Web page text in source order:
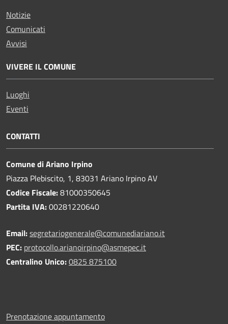
Notizie
Comunicati
Avvisi
VIVERE IL COMUNE
Luoghi
Eventi
CONTATTI
Comune di Ariano Irpino
Piazza Plebiscito, 1, 83031 Ariano Irpino AV
Codice Fiscale:81000350645
Partita IVA:00281220640
Email:segretariogenerale@comunediariano.it
PEC: protocollo.arianoirpino@asmepec.it
Centralino Unico:0825 875100
Prenotazione appuntamento